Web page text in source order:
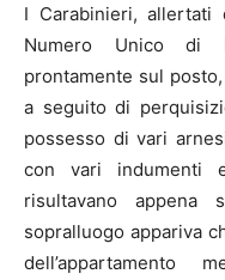
I Carabinieri, allertati
Numero Unico di
prontamente sul
a seguito di
possesso di vari
con vari indumenti
risultavano appena
sopralluogo appariva
dell’appartamento